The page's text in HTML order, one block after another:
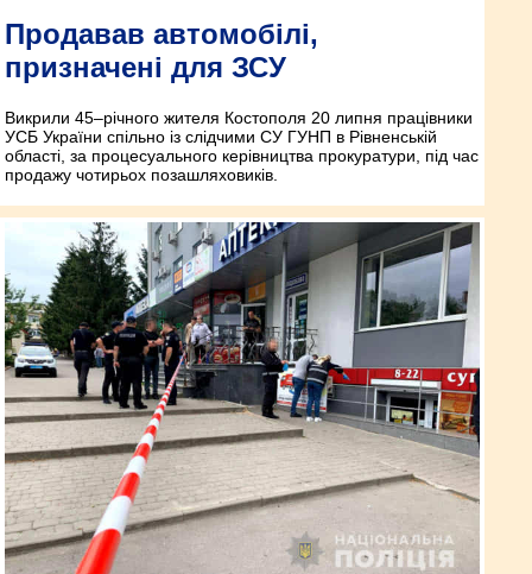
Продавав автомобілі,
призначені для ЗСУ
Викрили 45–річного жителя Костополя 20 липня працівники
УСБ України спільно із слідчими СУ ГУНП в Рівненській
області, за процесуального керівництва прокуратури, під час
продажу чотирьох позашляховиків.